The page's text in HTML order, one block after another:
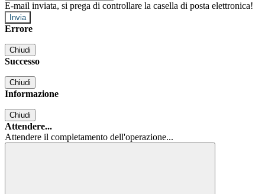
E-mail inviata, si prega di controllare la casella di posta elettronica!
Errore
Chiudi
Successo
Chiudi
Informazione
Chiudi
Attendere...
Attendere il completamento dell'operazione...